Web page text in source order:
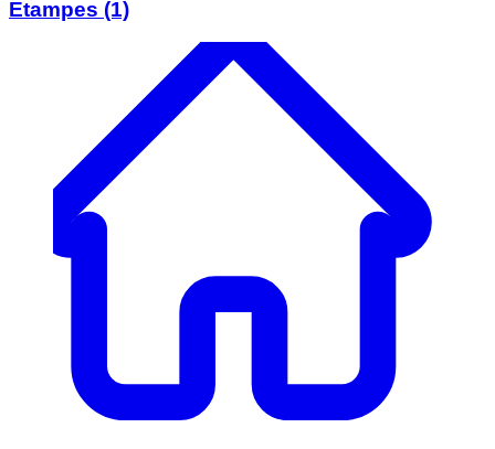
Etampes (1)